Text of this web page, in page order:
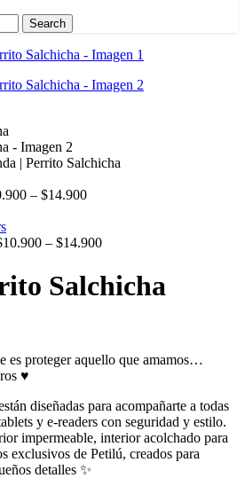
Search
| Perrito Salchicha
– $14.900
10.900 – $14.900
Salchicha
es proteger aquello que amamos…
♥
diseñadas para acompañarte a todas
y e-readers con seguridad y estilo.
impermeable, interior acolchado para
exclusivos de Petilú, creados para
detalles ✨